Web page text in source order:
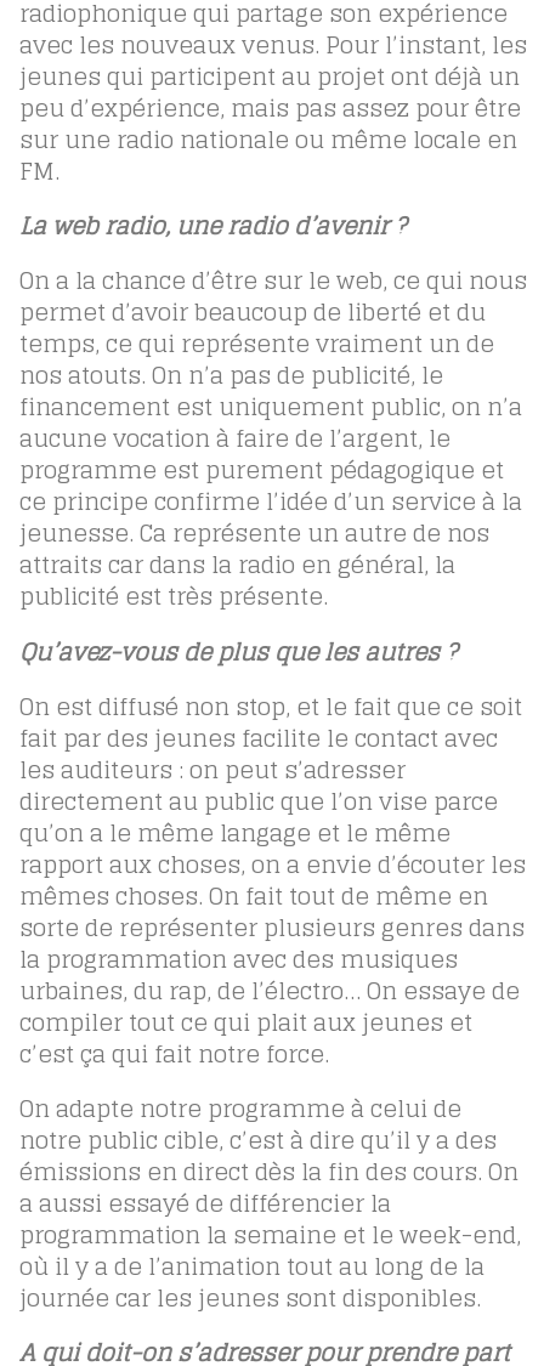
radiophonique qui partage son expérience
avec les nouveaux venus. Pour l’instant, les
jeunes qui participent au projet ont déjà un
peu d’expérience, mais pas assez pour être
sur une radio nationale ou même locale en
FM.
La web radio, une radio d’avenir ?
On a la chance d’être sur le web, ce qui nous
permet d’avoir beaucoup de liberté et du
temps, ce qui représente vraiment un de
nos atouts. On n’a pas de publicité, le
financement est uniquement public, on n’a
aucune vocation à faire de l’argent, le
programme est purement pédagogique et
ce principe confirme l’idée d’un service à la
jeunesse. Ca représente un autre de nos
attraits car dans la radio en général, la
publicité est très présente.
Qu’avez-vous de plus que les autres ?
On est diffusé non stop, et le fait que ce soit
fait par des jeunes facilite le contact avec
les auditeurs : on peut s’adresser
directement au public que l’on vise parce
qu’on a le même langage et le même
rapport aux choses, on a envie d’écouter les
mêmes choses. On fait tout de même en
sorte de représenter plusieurs genres dans
la programmation avec des musiques
urbaines, du rap, de l’électro… On essaye de
compiler tout ce qui plait aux jeunes et
c’est ça qui fait notre force.
On adapte notre programme à celui de
notre public cible, c’est à dire qu’il y a des
émissions en direct dès la fin des cours. On
a aussi essayé de différencier la
programmation la semaine et le week-end,
où il y a de l’animation tout au long de la
journée car les jeunes sont disponibles.
A qui doit-on s’adresser pour prendre part